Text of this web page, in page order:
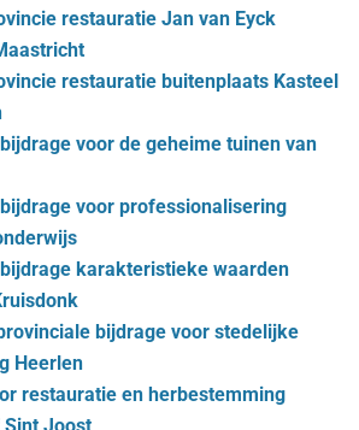
restauratie Jan van Eyck
restauratie buitenplaats Kasteel
voor de geheime tuinen van
voor professionalisering
karakteristieke waarden
bijdrage voor stedelijke
Heerlen
restauratie en herbestemming